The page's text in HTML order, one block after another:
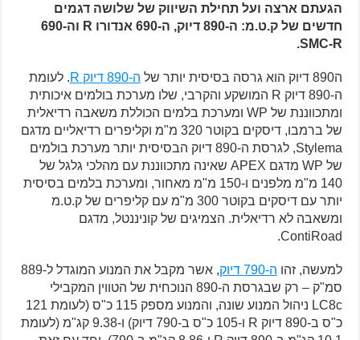
הגעתם ארצה ועל תחילת השיווק של שלושה דגמים
חדשים של ק.ט.מ: ה-890 דיוק, ה-690 אנדורו R וה-690
SMC-R.
ה890 דיוק הוא גרסה בסיסית יותר של ה-890 דיוק R
. לעומת
ה-890 דיוק R המושקע והקרבי, שלו מערכת בולמים איכותית
ומתכווננת של WP ומערכת בלמים הכוללת משאבה רדיאלית
של ברמבו, דיסקים בקוטר 320 מ"מ וקליפרים רדיאליים מדגם
Stylema, לגרסת ה-890 דיוק הבסיסית יותר מערכת בולמים
של WP מדגם APEX שאינה מתכווננת עם מהלכי גלגל של
140 מ"מ מלפנים ו-150 מ"מ מאחור, ומערכת בלמים בסיסית
יותר עם דיסקים בקוטר 300 מ"מ עם קליפרים של ק.ט.מ
ומשאבה לא רדיאלית. הצמיגים של קוניננטל, מדגם
ContiRoad.
למעשה, זהו ה-790 דיוק
, אשר מקבל את המנוע המוגדל ל-889
סמ"ק – רק שבגרסת ה-890 הנוכחית של הטווין המקבילי
LC8c ניהול המנוע שונה, והמנוע מספק 115 כ"ס (לעומת 121
כ"ס ב-890 דיוק R ו-105 כ"ס ב-790 דיוק) ו-9.38 קג"מ (לעומת